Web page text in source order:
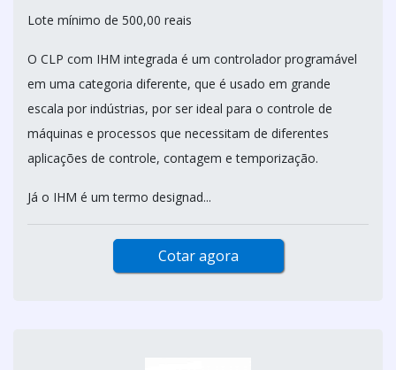
Lote mínimo de 500,00 reais
O CLP com IHM integrada é um controlador programável
em uma categoria diferente, que é usado em grande
escala por indústrias, por ser ideal para o controle de
máquinas e processos que necessitam de diferentes
aplicações de controle, contagem e temporização.
Já o IHM é um termo designad...
Cotar agora